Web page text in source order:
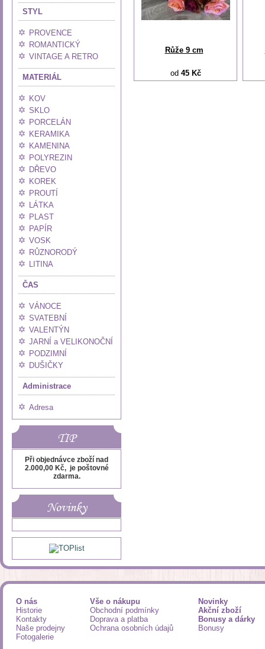
STYL
PROVENCE
ROMANTICKÝ
VINTAGE A RETRO
MATERIÁL
KOV
SKLO
PORCELÁN
KERAMIKA
KAMENINA
POLYREZIN
DŘEVO
KOREK
PROUTÍ
LÁTKA
PLAST
PAPÍR
VOSK
RŮZNORODÝ
LITINA
ČAS
VÁNOCE
SVATEBNÍ
VALENTÝN
JARNÍ a VELIKONOČNÍ
PODZIMNÍ
DUŠIČKY
Administrace
Adresa
TIP
Při objednávce zboží nad
2.000,00 Kč, je poštovné
zdarma.
Novinky
Růže 9 cm
od 45 Kč
O nás
Historie
Kontakty
Naše prodejny
Fotogalerie
Vše o nákupu
Obchodní podmínky
Doprava a platba
Ochrana osobních údajů
Novinky
Akční zboží
Bonusy a dárky
Bonusy